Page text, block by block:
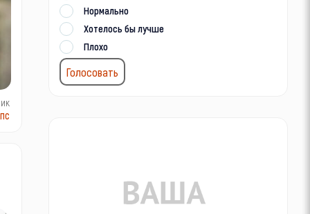
Нормально
Хотелось бы лучше
Плохо